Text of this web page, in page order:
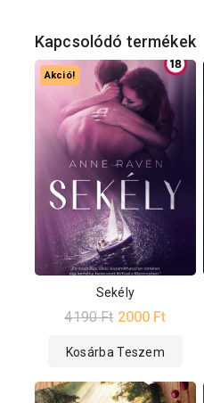
Kapcsolódó termékek
Akció!
Sekély
4190Ft 2000 Ft
Kosárba Teszem